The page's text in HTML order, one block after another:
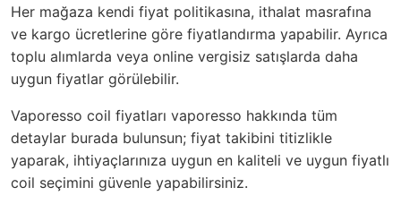
Her mağaza kendi fiyat politikasına, ithalat masrafına
ve kargo ücretlerine göre fiyatlandırma yapabilir. Ayrıca
toplu alımlarda veya online vergisiz satışlarda daha
uygun fiyatlar görülebilir.
Vaporesso coil fiyatları vaporesso hakkında tüm
detaylar burada bulunsun; fiyat takibini titizlikle
yaparak, ihtiyaçlarınıza uygun en kaliteli ve uygun fiyatlı
coil seçimini güvenle yapabilirsiniz.